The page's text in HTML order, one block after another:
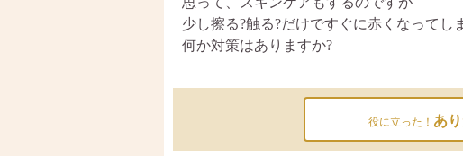
少し擦る?触る?だけですぐに赤くなってし
何か対策はありますか?
役に立った！ あ